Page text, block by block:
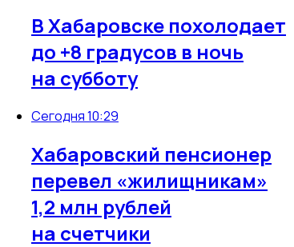
В Хабаровске похолодает
до +8 градусов в ночь
на субботу
Сегодня 10:29
Хабаровский пенсионер
перевел «жилищникам»
1,2 млн рублей
на счетчики